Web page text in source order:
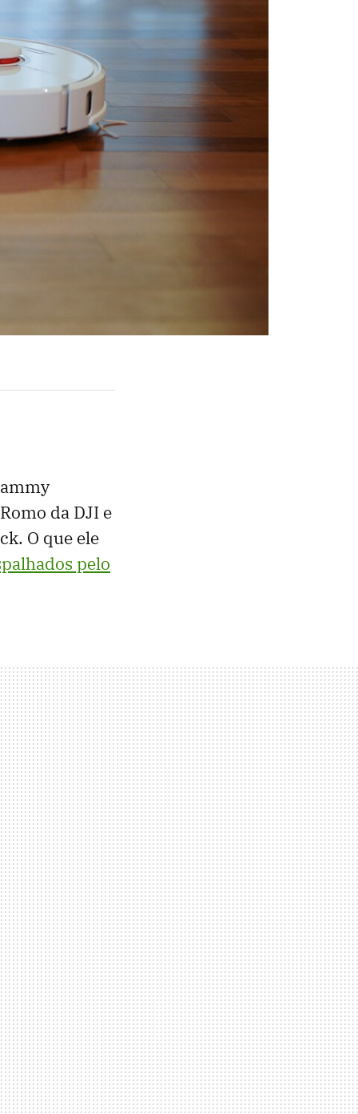
da DJI e
O que ele
pelo